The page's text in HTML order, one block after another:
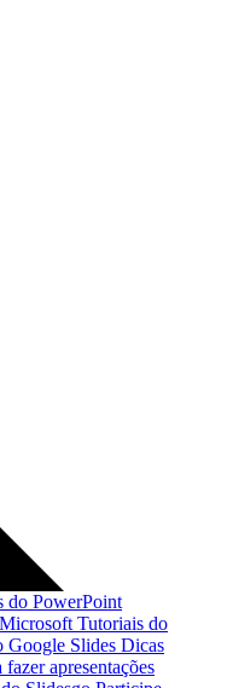
do PowerPoint
Tutoriais do
Google Slides Dicas
apresentações